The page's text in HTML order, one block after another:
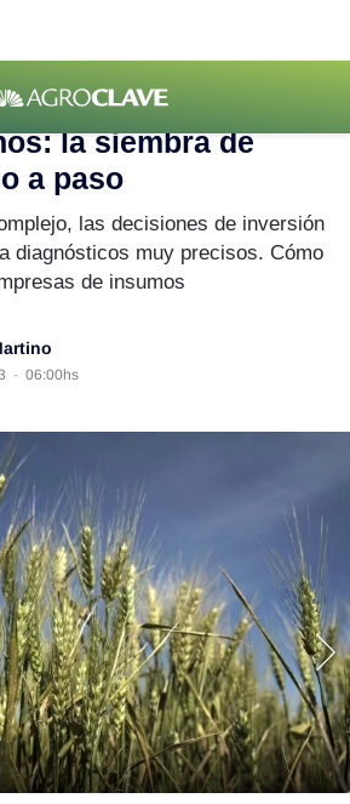
| trigo
la siembra de
a paso
las decisiones de inversión
diagnósticos muy precisos. Cómo
de insumos
· 06:00hs